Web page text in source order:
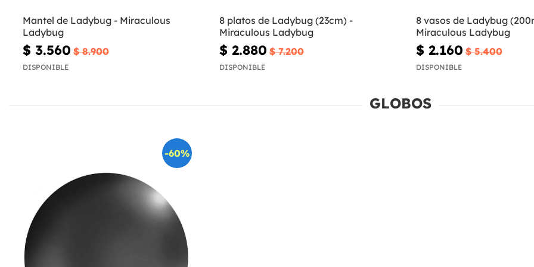
Mantel de Ladybug - Miraculous
Ladybug
$ 3.560 $ 8.900
DISPONIBLE
8 platos de Ladybug (23cm) -
Miraculous Ladybug
$ 2.880 $ 7.200
DISPONIBLE
8 vasos de Ladybug
Miraculous Ladybug
$ 2.160 $ 5.400
DISPONIBLE
GLOBOS
-60%